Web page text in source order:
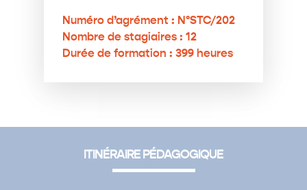
Numéro d’agrément : N°STC/202
Nombre de stagiaires : 12
Durée de formation : 399 heures
ITINÉRAIRE PÉDAGOGIQUE